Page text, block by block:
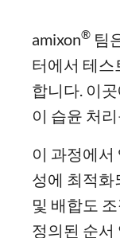
amixon® 팀
터에서 테스
합니다. 이
이 습윤 처
이 과정에서
성에 최적화
및 배합도
정의된 순서